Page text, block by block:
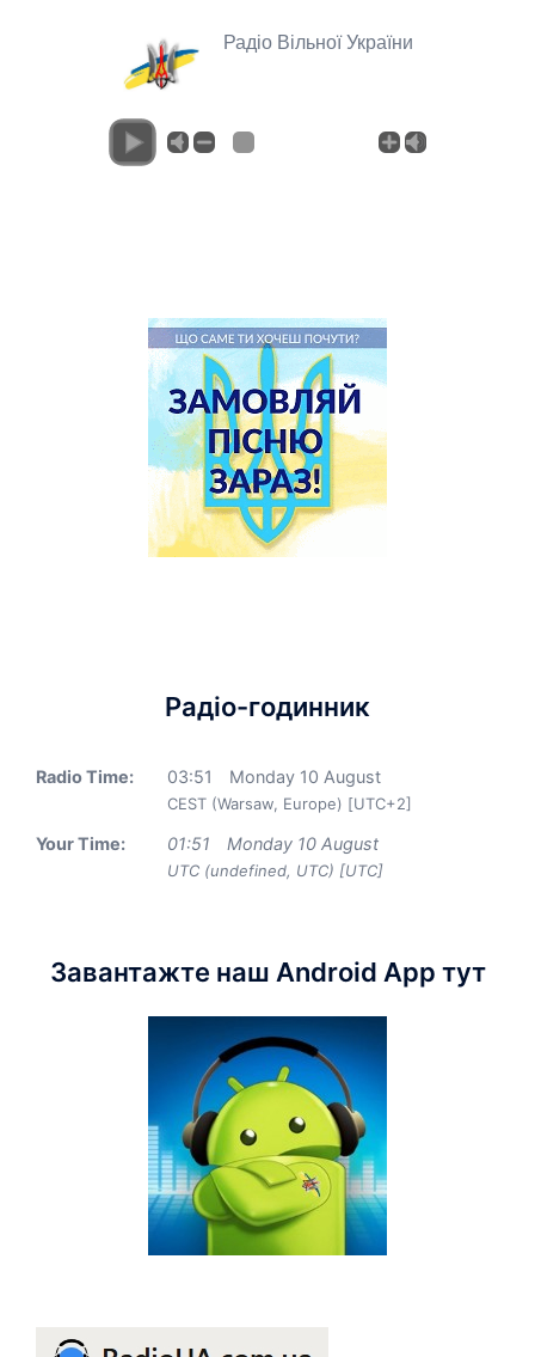
Радіо Вільної України
Радіо-годинник
Radio Time: 03:51 Monday 10 August
CEST (Warsaw, Europe) [UTC+2]
Your Time: 01:51 Monday 10 August
UTC (undefined, UTC) [UTC]
Завантажте наш Android App тут